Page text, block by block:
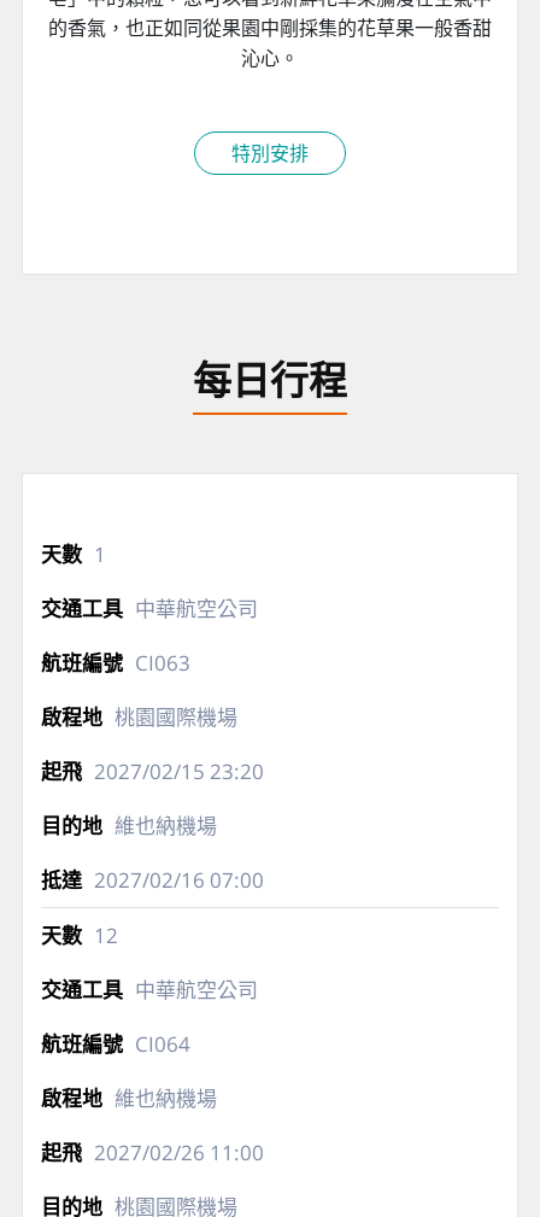
福好禮【波
丹尼精緻芳香禮盒】。
Botanicus是拉丁文「植物」之意，是一個堅持純天然
在產品中的魔法。在Botanicus獨家的「天然花草果
沁心。
中華航空公司